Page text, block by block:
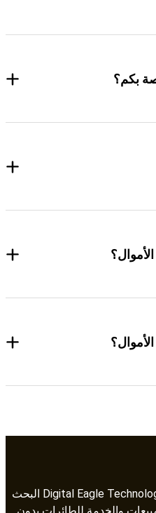
بكم؟
تشمل الأعمال الرئيسية لشركة Digital Eagle Technology البحث